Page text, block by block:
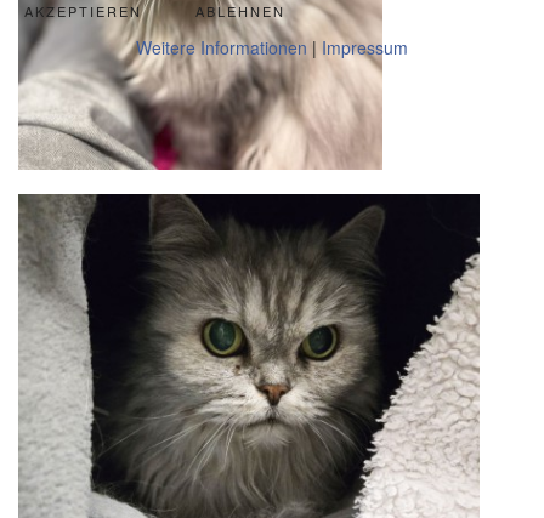
AKZEPTIEREN ABLEHNEN
Weitere Informationen | Impressum